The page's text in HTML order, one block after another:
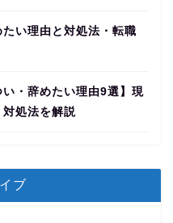
たい理由と対処法・転職
い・辞めたい理由9選】現
処法を解説
ブ